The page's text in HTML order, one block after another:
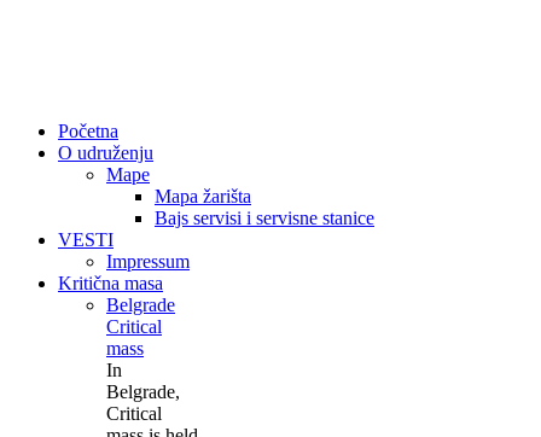
Početna
O udruženju
Mape
Mapa žarišta
Bajs servisi i servisne stanice
VESTI
Impressum
Kritična masa
Belgrade
Critical
mass
In
Belgrade,
Critical